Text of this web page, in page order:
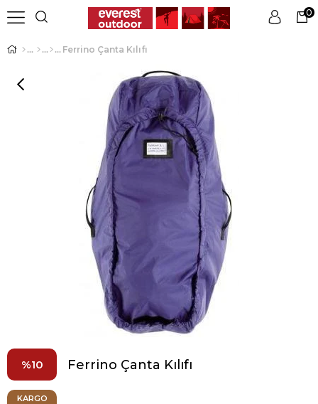
Üye Girişi
0
Ferrino Çanta Kılıfı
10 Ferrino Çanta Kılıfı
KARGO